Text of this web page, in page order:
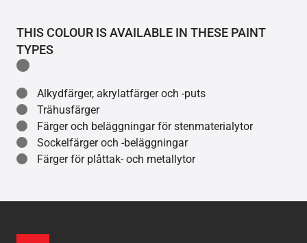
THIS COLOUR IS AVAILABLE IN THESE PAINT
TYPES
Alkydfärger, akrylatfärger och -puts
Trähusfärger
Färger och beläggningar för stenmaterialytor
Sockelfärger och -beläggningar
Färger för plåttak- och metallytor